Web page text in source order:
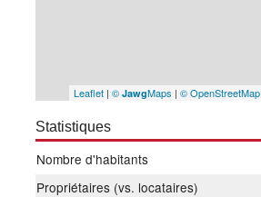
Leaflet| © JawgMaps | © OpenStreetMap
Statistiques
Nombre d'habitants
Propriétaires (vs. locataires)